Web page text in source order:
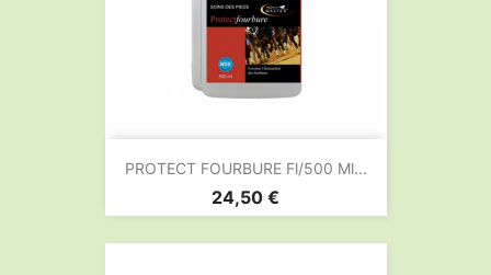
PROTECT FOURBURE Fl/500 Ml...
Prix
24,50 €